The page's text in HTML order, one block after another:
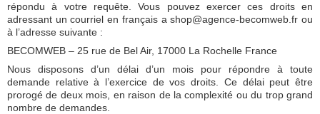
répondu à votre requête. Vous pouvez exercer ces droits en
adressant un courriel en français a shop@agence-becomweb.fr ou
à l’adresse suivante :
BECOMWEB – 25 rue de Bel Air, 17000 La Rochelle France
Nous disposons d’un délai d’un mois pour répondre à toute
demande relative à l’exercice de vos droits. Ce délai peut être
prorogé de deux mois, en raison de la complexité ou du trop grand
nombre de demandes.